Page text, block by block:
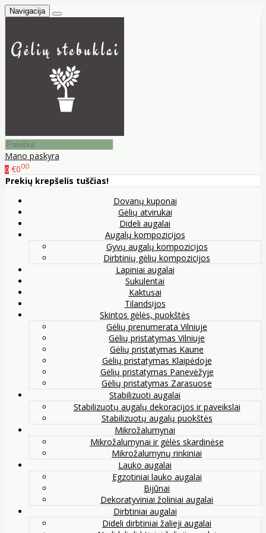
Navigacija
Mano paskyra
0 €000
Prekių krepšelis tuščias!
Dovanų kuponai
Gėlių atvirukai
Dideli augalai
Augalų kompozicijos
Gyvų augalų kompozicijos
Dirbtinių gėlių kompozicijos
Lapiniai augalai
Sukulentai
Kaktusai
Tilandsijos
Skintos gėlės, puokštės
Gėlių prenumerata Vilniuje
Gėlių pristatymas Vilniuje
Gėlių pristatymas Kaune
Gėlių pristatymas Klaipėdoje
Gėlių pristatymas Panevėžyje
Gėlių pristatymas Zarasuose
Stabilizuoti augalai
Stabilizuotų augalų dekoracijos ir paveikslai
Stabilizuotų augalų puokštės
Mikrožalumynai
Mikrožalumynai ir gėlės skardinėse
Mikrožalumynų rinkiniai
Lauko augalai
Egzotiniai lauko augalai
Bijūnai
Dekoratyviniai žoliniai augalai
Dirbtiniai augalai
Dideli dirbtiniai žalieji augalai